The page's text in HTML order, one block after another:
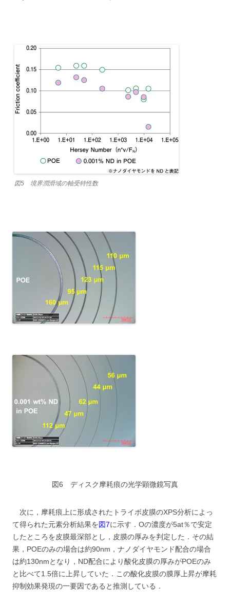
図5 境界潤滑域の軸受特性数
図6 ディスク摩耗痕の光学顕微鏡写真
次に，摩耗痕上に形成されたトライボ皮膜のXPS分析によっ
て得られた元素分析結果を図7に示す．Oの濃度が5at％で安定
したところを皮膜最深部とし，皮膜の厚みを判定した．その結
果，POEのみの場合は約90nm，ナノダイヤモンド配合の場合
は約130nmとなり，ND配合により酸化皮膜の厚みがPOEのみ
と比べて1.5倍に上昇していた．この酸化皮膜の膜厚上昇が摩耗
抑制効果発現の一要因であると推測している．